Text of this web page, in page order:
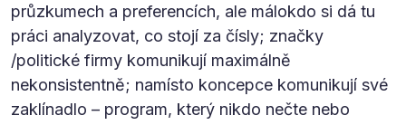
průzkumech a preferencích, ale málokdo si dá tu
práci analyzovat, co stojí za čísly; značky
/politické firmy komunikují maximálně
nekonsistentně; namísto koncepce komunikují své
zaklínadlo – program, který nikdo nečte nebo